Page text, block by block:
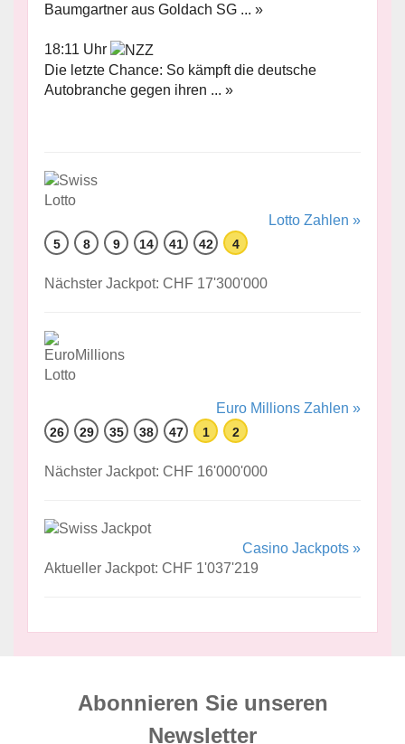
Baumgartner aus Goldach SG ... »
18:11 Uhr
Die letzte Chance: So kämpft die deutsche
Autobranche gegen ihren ... »
Lotto Zahlen »
5 8 9 14 41 42 4
Nächster Jackpot: CHF 17'300'000
Euro Millions Zahlen »
26 29 35 38 47 1 2
Nächster Jackpot: CHF 16'000'000
Casino Jackpots »
Aktueller Jackpot: CHF 1'037'219
Abonnieren Sie unseren
News­letter